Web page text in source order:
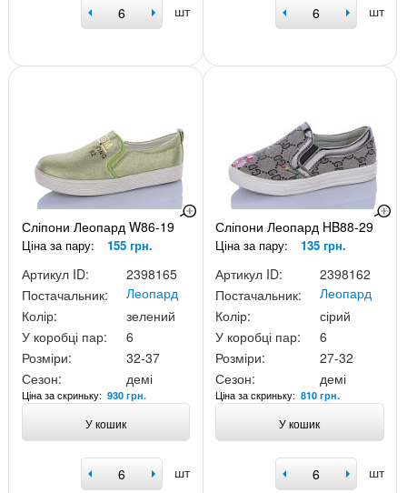
шт шт
Сліпони Леопард W86-19
Ціна за пару: 155 грн.
Артикул ID:
2398165
Постачальник:
Леопард
Колір:
зелений
У коробці пар:
6
Розміри:
32-37
Сезон:
демі
Ціна за скриньку: 930 грн.
У кошик
шт
Сліпони Леопард HB88-29
Ціна за пару: 135 грн.
Артикул ID:
2398162
Постачальник:
Леопард
Колір:
сірий
У коробці пар:
6
Розміри:
27-32
Сезон:
демі
Ціна за скриньку:810 грн.
У кошик
шт